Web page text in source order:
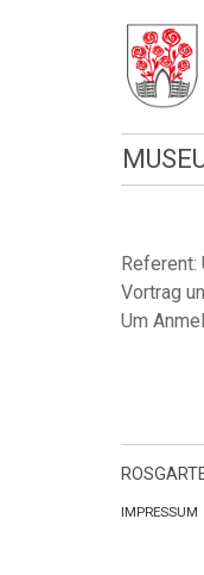
Referent:
Vortrag
Um
IMPRESSUM